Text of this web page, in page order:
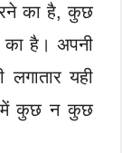
का है, कुछ
है। अपनी
यही
में कुछ न कुछ